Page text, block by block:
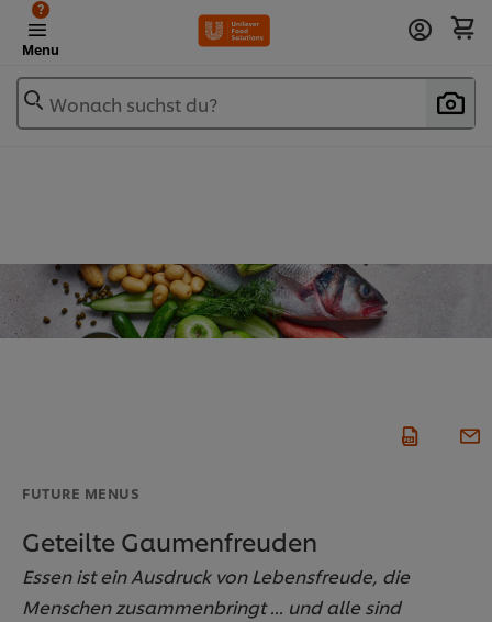
Menu
?
Wonach suchst du?
FUTURE MENUS​
Geteilte Gaumenfreuden
Essen ist ein Ausdruck von Lebensfreude, die
Menschen zusammenbringt ... und alle sind